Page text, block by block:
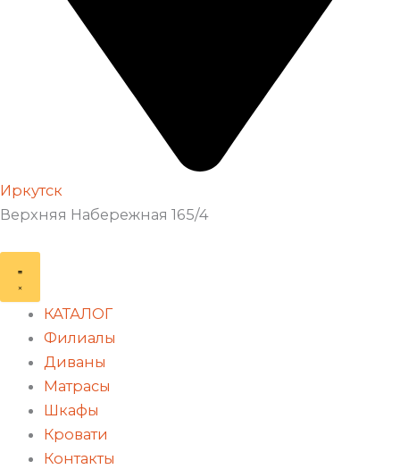
Иркутск
Верхняя Набережная 165/4
КАТАЛОГ
Филиалы
Диваны
Матрасы
Шкафы
Кровати
Контакты